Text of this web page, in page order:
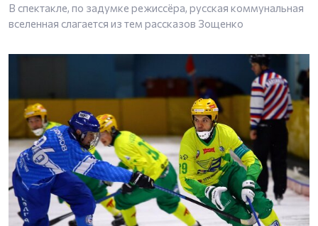
В спектакле, по задумке режиссёра, русская коммунальная
вселенная слагается из тем рассказов Зощенко